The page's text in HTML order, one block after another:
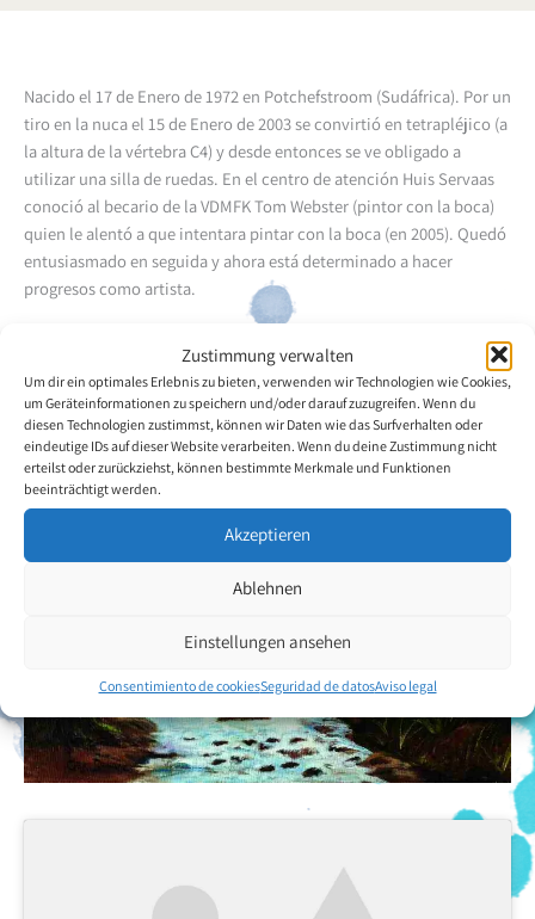
Zustimmung verwalten
Um dir ein optimales Erlebnis zu bieten, verwenden wir Technologien wie Cookies,
um Geräteinformationen zu speichern und/oder darauf zuzugreifen. Wenn du
diesen Technologien zustimmst, können wir Daten wie das Surfverhalten oder
eindeutige IDs auf dieser Website verarbeiten. Wenn du deine Zustimmung nicht
erteilst oder zurückziehst, können bestimmte Merkmale und Funktionen
beeinträchtigt werden.
Akzeptieren
Ablehnen
Einstellungen ansehen
Consentimiento de cookiesSeguridad de datosAviso legal
Nacido el 17 de Enero de 1972 en Potchefstroom (Sudáfrica). Por un
tiro en la nuca el 15 de Enero de 2003 se convirtió en tetrapléjico (a
la altura de la vértebra C4) y desde entonces se ve obligado a
utilizar una silla de ruedas. En el centro de atención Huis Servaas
conoció al becario de la VDMFK Tom Webster (pintor con la boca)
quien le alentó a que intentara pintar con la boca (en 2005). Quedó
entusiasmado en seguida y ahora está determinado a hacer
progresos como artista.
Volver a la descripción general del artista